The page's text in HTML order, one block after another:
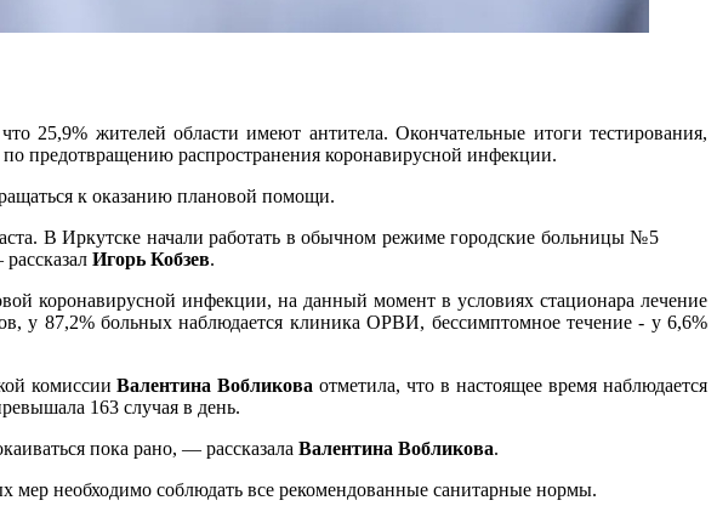
25,9% жителей области имеют антитела. Окончательные итоги тестирования,
по предотвращению распространения коронавирусной инфекции.
к оказанию плановой помощи.
В Иркутске начали работать в обычном режиме городские больницы №5
Игорь Кобзев.
коронавирусной инфекции, на данный момент в условиях стационара лечение
у 87,2% больных наблюдается клиника ОРВИ, бессимптомное течение - у 6,6%
комиссииВалентина Вобликова отметила, что в настоящее время наблюдается
163 случая в день.
пока рано, — рассказала Валентина Вобликова.
мер необходимо соблюдать все рекомендованные санитарные нормы.